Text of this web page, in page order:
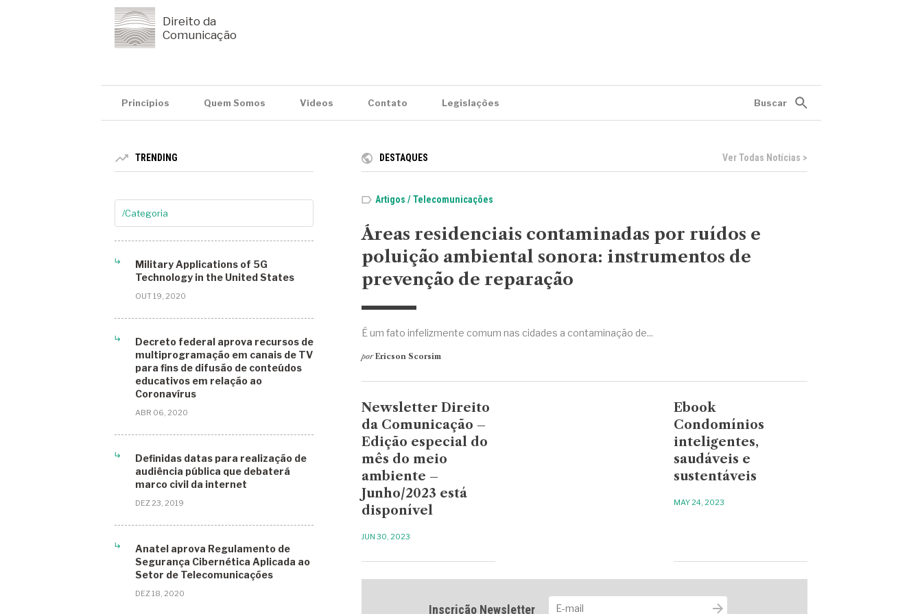
Direito da
Comunicação
Princípios Quem Somos Vídeos Contato Legislações Buscar
TRENDING
/Categoria
5G
Agrotech
Análise STF
Arbitragem
Áreas Residenciais
Artigos
Audiência Pública
Business
China
Computação em Nuvem
Condomínios inteligentes
Condomínios Residenciais
Military Applications of 5G
Technology in the United States
OUT 19, 2020
Decreto federal aprova recursos de
multiprogramação em canais de TV
para fins de difusão de conteúdos
educativos em relação ao
Coronavírus
ABR 06, 2020
Definidas datas para realização de
audiência pública que debaterá
marco civil da internet
DEZ 23, 2019
Anatel aprova Regulamento de
Segurança Cibernética Aplicada ao
Setor de Telecomunicações
DEZ 18, 2020
DESTAQUES Ver Todas Notícias >
Artigos Telecomunicações
Áreas residenciais contaminadas por ruídos e
poluição ambiental sonora: instrumentos de
prevenção de reparação
É um fato infelizmente comum nas cidades a contaminação de...
por Ericson Scorsim
Newsletter Direito
da Comunicação –
Edição especial do
mês do meio
ambiente –
Junho/2023 está
disponível
JUN 30, 2023
Ebook
Condomínios
inteligentes,
saudáveis e
sustentáveis
MAY 24, 2023
Inscrição Newsletter